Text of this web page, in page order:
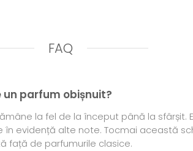
FAQ
un parfum obișnuit?
la fel de la început până la sfârșit.
evidență alte note. Tocmai această
față de parfumurile clasice.